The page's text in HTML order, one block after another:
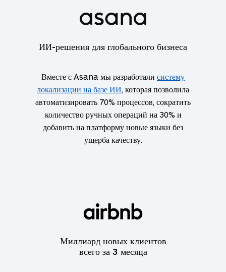
ИИ-решения для глобального бизнеса
Вместе с Asana мы разработали систему
локализации на базе ИИ, которая позволила
автоматизировать 70% процессов, сократить
количество ручных операций на 30% и
добавить на платформу новые языки без
ущерба качеству.
Миллиард новых клиентов
всего за 3 месяца